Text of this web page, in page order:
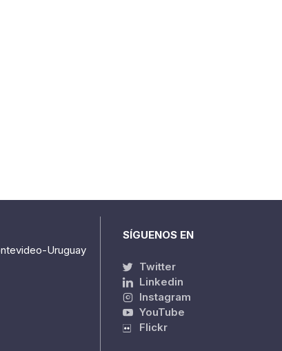
Uruguay
SÍGUENOS EN
Twitter
Linkedin
Instagram
YouTube
Flickr